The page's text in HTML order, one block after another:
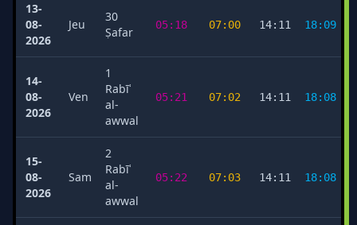
13-
08-
2026
Jeu
30
Ṣafar
05:18 07:00 14:11 18:09
14-
08-
2026
Ven
1
Rabīʿ
al-
awwal
05:21 07:02 14:11 18:08
15-
08-
2026
Sam
2
Rabīʿ
al-
awwal
05:22 07:03 14:11 18:08